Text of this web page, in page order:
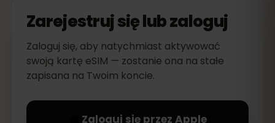
Zarejestruj się lub zaloguj
Zaloguj się, aby natychmiast aktywować
swoją kartę eSIM — zostanie ona na stałe
zapisana na Twoim koncie.
Zaloguj się przez Apple